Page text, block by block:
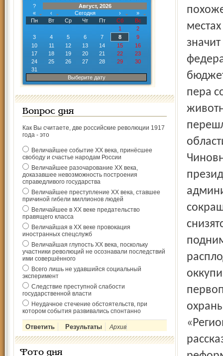
?
Август, 2026
«
‹ Сегодня ›
»
Пн
Вт Ср Чт Пт Сб
Вс
1
2
3
4 5 6 7 8
9
10
11 12 13 14 15
16
17
18 19 20 21 22
23
24
25 26 27 28 29
30
31
Выберите дату
Вопрос дня
Как Вы считаете, две российские революции 1917
года - это
Величайшее событие ХХ века, принёсшее
свободу и счастье народам России
Величайшее разочарование ХХ века,
доказавшее невозможность построения
справедливого государства
Величайшее преступление ХХ века, ставшее
причиной гибели миллионов людей
Величайшее в ХХ веке предательство
правящего класса
Величайшая в ХХ веке провокация
иностранных спецслужб
Величайшая глупость ХХ века, поскольку
участники революций не осознавали последствий
ими совершённого
Всего лишь не удавшийся социальный
эксперимент
Следствие преступной слабости
государственной власти
Неудачное стечение обстоятельств, при
котором события развивались спонтанно
Архив
Фото дня
пера